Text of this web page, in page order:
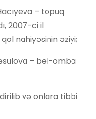
– topuq
2007-ci il
nahiyəsinin əziyi;
– bel-omba
və onlara tibbi